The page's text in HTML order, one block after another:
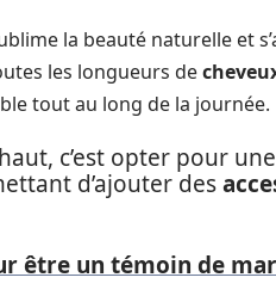
la beauté naturelle et
les longueurs de
tout au long de la journée.
haut, c’est opter pour
d’ajouter des
être un témoin de